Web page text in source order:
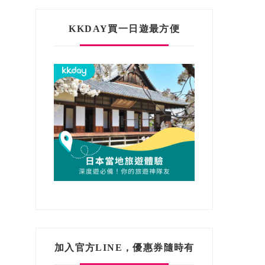
KKDAY買一日遊最方便
加入官方LINE，優惠券隨時有